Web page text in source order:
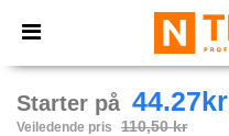
× Ntextil-app
Bedre priser i appen!
Starter på 44.27kr
Veiledende pris 110,50 kr